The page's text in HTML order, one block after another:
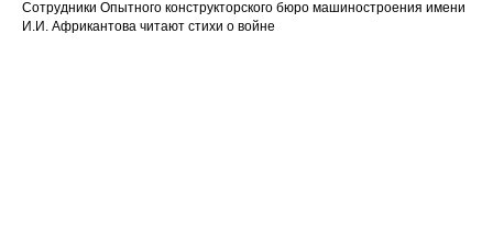
Сотрудники Опытного конструкторского бюро машиностроения имени
И.И. Африкантова читают стихи о войне